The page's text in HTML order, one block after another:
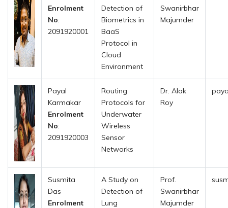
Enrolment
No:
2091920001
Detection of
Biometrics in
BaaS
Protocol in
Cloud
Environment
Swanirbhar
Majumder
Payal
Karmakar
Enrolment
No:
2091920003
Routing
Protocols for
Underwater
Wireless
Sensor
Networks
Dr. Alak
Roy
Susmita
Das
Enrolment
A Study on
Detection of
Lung
Prof.
Swanirbhar
Majumder